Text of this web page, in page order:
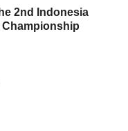
2nd Indonesia